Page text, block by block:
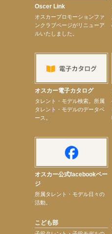
【井頭愛海】『小さなお葬式』TV-CM出演！
【定本楓馬】WEB DIGVII 連載企画『東京23時』
【髙橋ひかる】7月雑誌掲載情報
【elfin’】7thシングル『全世界』がFMふくろうで
【上戸彩】「サントリードリームマッチ2026」 始
【elfin’】9月27日（日）「Beauty Voice Theater
【本田紗来】「Ray」9月号発売中！
【宇垣美里】「マンガ【推しの子】展‐星のキセキ
【昆虫ハンター牧田習】7月25日（土）NHKラジ
Oscer Link
オスカープロモーションファ
ンクラブページがリニューア
ルいたしました。
オスカー電子カタログ
タレント・モデル検索。所属
タレント・モデルのデータベ
ース。
オスカー公式facebookペー
ジ
所属タレント・モデル日々の
活動。
こども部